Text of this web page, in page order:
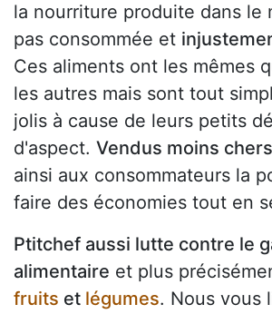
la nourriture produite dans le
pas consommée et
Ces aliments ont les mêmes
les autres mais sont tout
jolis à cause de leurs petits
d'aspect. Vendus moins chers
ainsi aux consommateurs la
faire des économies tout en
Ptitchef aussi lutte contre le
alimentaire et plus
fruits et légumes. Nous vous